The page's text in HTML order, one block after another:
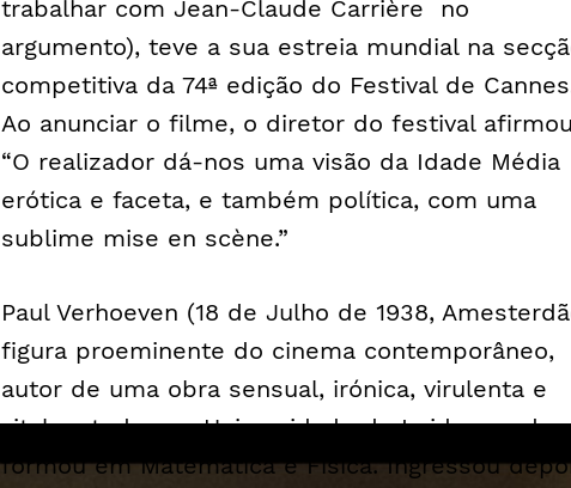
trabalhar com Jean-Claude Carrière no
argumento), teve a sua estreia mundial na
competitiva da 74ª edição do Festival de
Ao anunciar o filme, o diretor do festival
“O realizador dá-nos uma visão da Idade Média
erótica e faceta, e também política, com uma
sublime mise en scène.”
Paul Verhoeven (18 de Julho de 1938,
figura proeminente do cinema contemporâneo,
autor de uma obra sensual, irónica, virulenta e
vital, estudou na Universidade de Leiden, onde
formou em Matemática e Física. Ingressou